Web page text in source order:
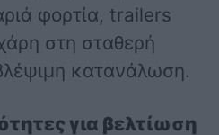
φορτία, trailers
στη σταθερή
κατανάλωση.
για βελτίωση